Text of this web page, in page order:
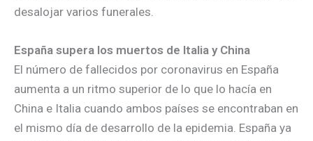
desalojar varios funerales.
España supera los muertos de Italia y China
El número de fallecidos por coronavirus en España
aumenta a un ritmo superior de lo que lo hacía en
China e Italia cuando ambos países se encontraban en
el mismo día de desarrollo de la epidemia. España ya